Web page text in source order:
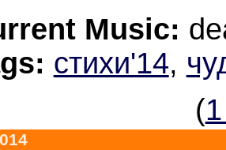
Music:
стихи'14,
(